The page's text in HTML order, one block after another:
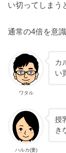
い切ってしまう
通常の4倍を意
ワタル
カ
い
ハルカ(妻)
授
き